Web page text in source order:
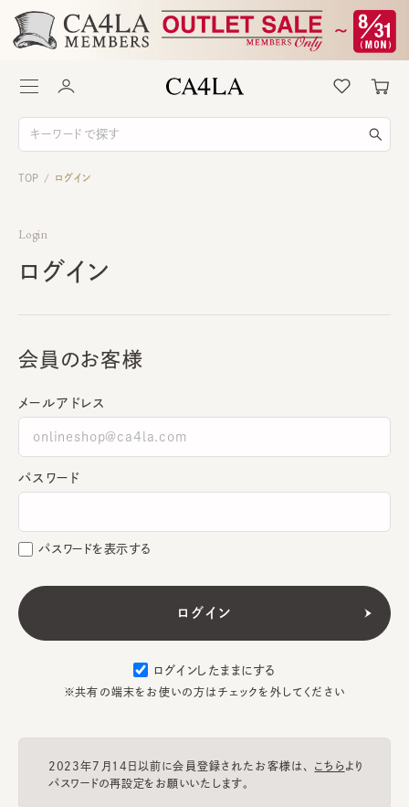
TOP / ログイン
Login
ログイン
会員のお客様
メールアドレス
パスワード
パスワードを表示する
ログインしたままにする
※共有の端末をお使いの方はチェックを外してください
2023年7月14日以前に会員登録されたお客様は、 こちらより
パスワードの再設定をお願いいたします。